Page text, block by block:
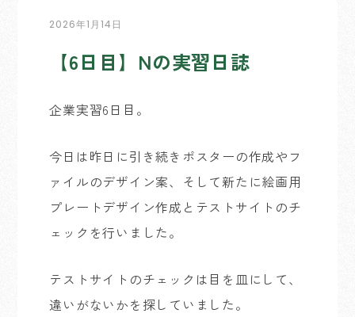
2026年1月14日
【6日目】Nの実習日誌
企業実習6日目。
今日は昨日に引き続きポスターの作成やフ
ァイルのデザイン案、そして新たに絵画用
プレートデザイン作成とテストサイトのチ
ェックを行いました。
テストサイトのチェックは目を皿にして、
違いがないかを探していました。